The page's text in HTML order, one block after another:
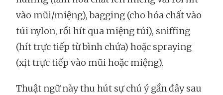
vào mũi/miệng), bagging (cho hóa chất vào
túi nylon, rồi hít qua miệng túi), sniffing
(hít trực tiếp từ bình chứa) hoặc spraying
(xịt trực tiếp vào mũi hoặc miệng).
Thuật ngữ này thu hút sự chú ý gần đây sau